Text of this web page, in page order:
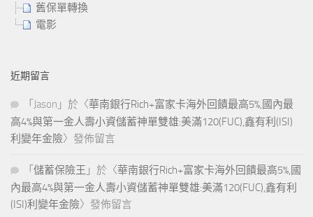
舊保單轉換
電影
近期留言
「 Jason 」於〈華南銀行Rich+富家卡海外回饋最高5%,國內最
高4%與第一金人壽小資儲蓄神單雙雄:美滿120(FUC),鑫有利(ISI)
利變年金險〉發佈留言
「 儲蓄保險王 」於〈華南銀行Rich+富家卡海外回饋最高5%,國
內最高4%與第一金人壽小資儲蓄神單雙雄:美滿120(FUC),鑫有利
(ISI)利變年金險〉發佈留言